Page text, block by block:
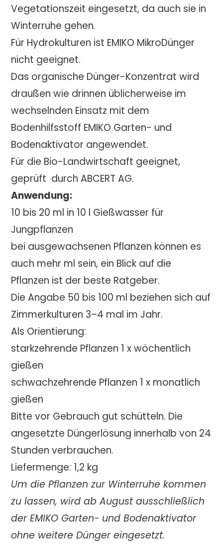
Vegetationszeit eingesetzt, da auch sie in
Winterruhe gehen.
Für Hydrokulturen ist EMIKO MikroDünger
nicht geeignet.
Das organische Dünger-Konzentrat wird
draußen wie drinnen üblicherweise im
wechselnden Einsatz mit dem
Bodenhilfsstoff EMIKO Garten- und
Bodenaktivator angewendet.
Für die Bio-Landwirtschaft geeignet,
geprüft durch ABCERT AG.
Anwendung:
10 bis 20 ml in 10 l Gießwasser für
Jungpflanzen
bei ausgewachsenen Pflanzen können es
auch mehr ml sein, ein Blick auf die
Pflanzen ist der beste Ratgeber.
Die Angabe 50 bis 100 ml beziehen sich auf
Zimmerkulturen 3–4 mal im Jahr.
Als Orientierung:
starkzehrende Pflanzen 1 x wöchentlich
gießen
schwachzehrende Pflanzen 1 x monatlich
gießen
Bitte vor Gebrauch gut schütteln. Die
angesetzte Düngerlösung innerhalb von 24
Stunden verbrauchen.
Liefermenge: 1,2 kg
Um die Pflanzen zur Winterruhe kommen
zu lassen, wird ab August ausschließlich
der EMIKO Garten- und Bodenaktivator
ohne weitere Dünger eingesetzt.